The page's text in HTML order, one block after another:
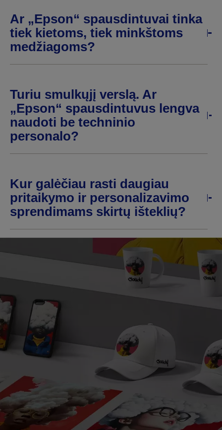
Ar „Epson“ spausdintuvai tinka
tiek kietoms, tiek minkštoms
medžiagoms?
Turiu smulkųjį verslą. Ar
„Epson“ spausdintuvus lengva
naudoti be techninio
personalo?
Kur galėčiau rasti daugiau
pritaikymo ir personalizavimo
sprendimams skirtų išteklių?